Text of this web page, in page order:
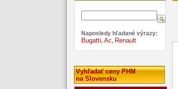
Naposledy hľadané výrazy:
Bugatti, Ac, Renault
Vyhľadať ceny PHM
na Slovensku